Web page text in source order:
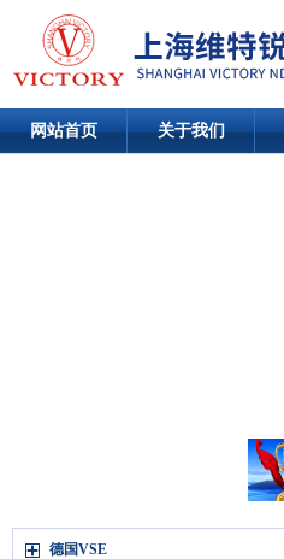
网站首页 关于我们
德国VSE